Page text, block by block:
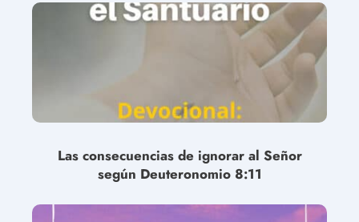
Las consecuencias de ignorar al Señor
según Deuteronomio 8:11